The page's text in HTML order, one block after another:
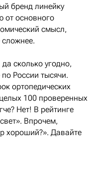
бренд линейку
от основного
смысл,
сложнее.
сколько угодно,
России тысячи.
ортопедических
100 проверенных
Нет! В рейтинге
Впрочем,
хороший?». Давайте